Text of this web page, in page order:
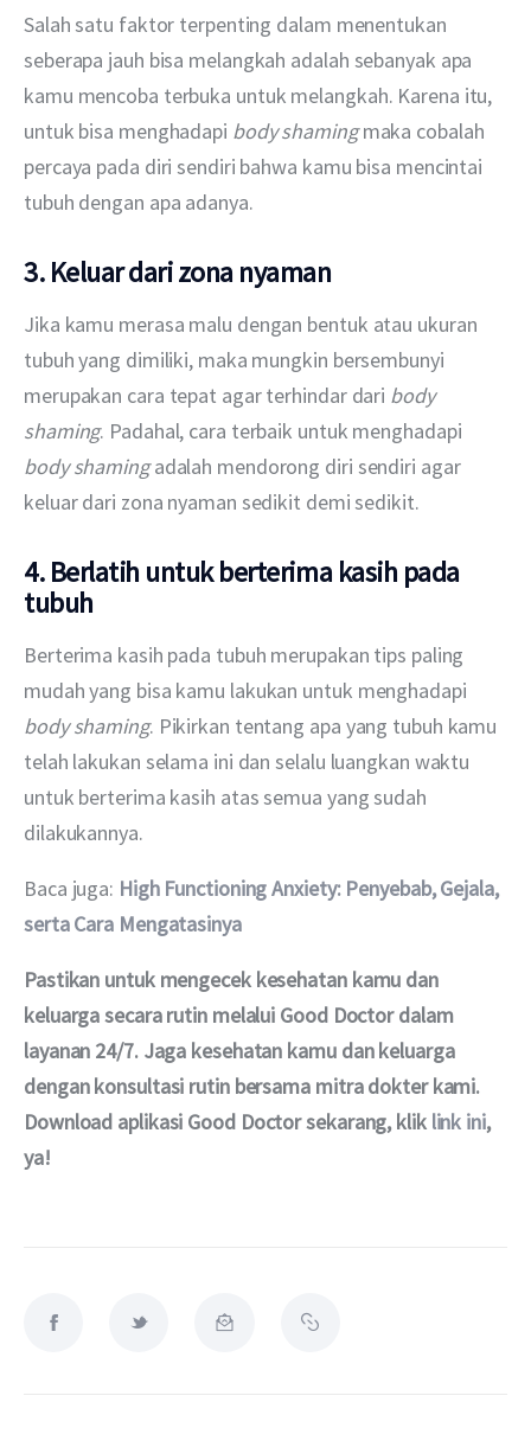
Salah satu faktor terpenting dalam menentukan
seberapa jauh bisa melangkah adalah sebanyak apa
kamu mencoba terbuka untuk melangkah. Karena itu,
untuk bisa menghadapi body shaming maka cobalah
percaya pada diri sendiri bahwa kamu bisa mencintai
tubuh dengan apa adanya.
3. Keluar dari zona nyaman
Jika kamu merasa malu dengan bentuk atau ukuran
tubuh yang dimiliki, maka mungkin bersembunyi
merupakan cara tepat agar terhindar dari body
shaming. Padahal, cara terbaik untuk menghadapi
body shaming adalah mendorong diri sendiri agar
keluar dari zona nyaman sedikit demi sedikit.
4. Berlatih untuk berterima kasih pada
tubuh
Berterima kasih pada tubuh merupakan tips paling
mudah yang bisa kamu lakukan untuk menghadapi
body shaming. Pikirkan tentang apa yang tubuh kamu
telah lakukan selama ini dan selalu luangkan waktu
untuk berterima kasih atas semua yang sudah
dilakukannya.
Baca juga: High Functioning Anxiety: Penyebab, Gejala,
serta Cara Mengatasinya
Pastikan untuk mengecek kesehatan kamu dan
keluarga secara rutin melalui Good Doctor dalam
layanan 24/7. Jaga kesehatan kamu dan keluarga
dengan konsultasi rutin bersama mitra dokter kami.
Download aplikasi Good Doctor sekarang, klik link ini,
ya!